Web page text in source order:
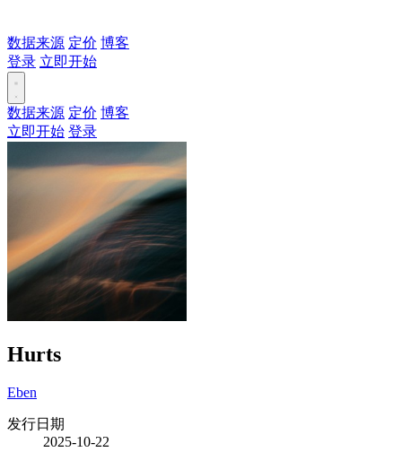
数据来源 定价 博客
登录 立即开始
数据来源 定价 博客
立即开始 登录
Hurts
Eben
发行日期
2025-10-22